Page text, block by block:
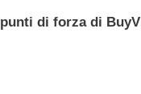
di forza di